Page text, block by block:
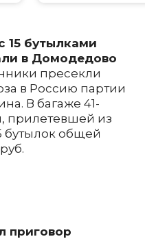
15 бутылками
в Домодедово
пресекли
в Россию партии
В багаже 41-
прилетевшей из
бутылок общей
приговор